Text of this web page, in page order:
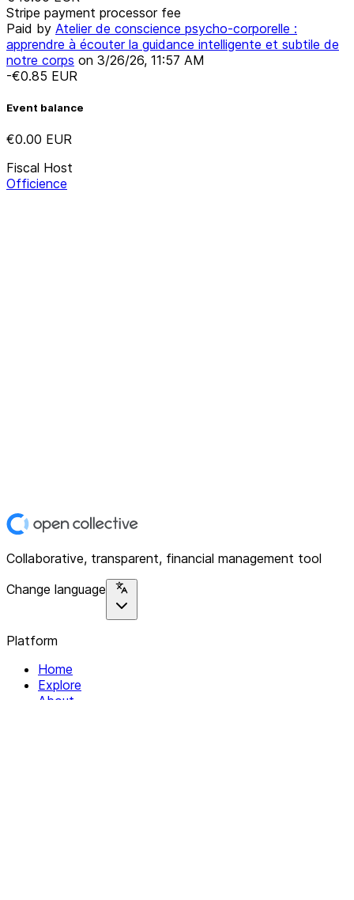
Stripe payment processor fee
Paid by Atelier de conscience psycho-corporelle :
apprendre à écouter la guidance intelligente et subtile de
notre corps on 3/26/26, 11:57 AM
-€0.85 EUR
Event balance
€0.00 EUR
Fiscal Host
Officience
Collaborative, transparent, financial management tool
Change language
Platform
Home
Explore
About